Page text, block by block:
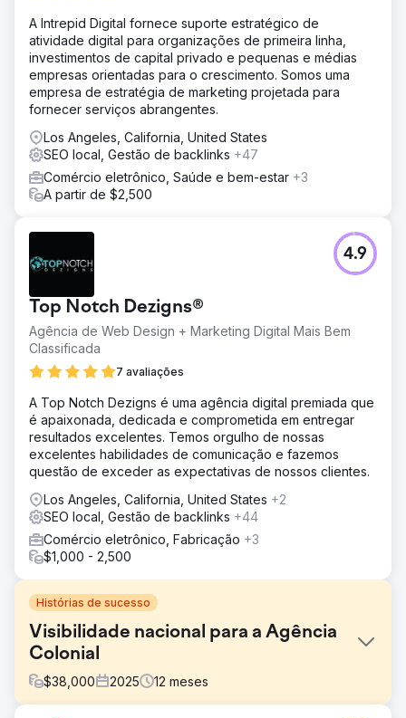
A Intrepid Digital fornece suporte estratégico de
atividade digital para organizações de primeira linha,
investimentos de capital privado e pequenas e médias
empresas orientadas para o crescimento. Somos uma
empresa de estratégia de marketing projetada para
fornecer serviços abrangentes.
Los Angeles, California, United States
SEO local, Gestão de backlinks +47
Comércio eletrônico, Saúde e bem-estar +3
A partir de $2,500
Top Notch Dezigns®
Agência de Web Design + Marketing Digital Mais Bem
Classificada
7 avaliações
4.9
A Top Notch Dezigns é uma agência digital premiada que
é apaixonada, dedicada e comprometida em entregar
resultados excelentes. Temos orgulho de nossas
excelentes habilidades de comunicação e fazemos
questão de exceder as expectativas de nossos clientes.
Los Angeles, California, United States +2
SEO local, Gestão de backlinks +44
Comércio eletrônico, Fabricação +3
$1,000 - 2,500
Histórias de sucesso
Visibilidade nacional para a Agência
Colonial
$38,000 2025 12 meses